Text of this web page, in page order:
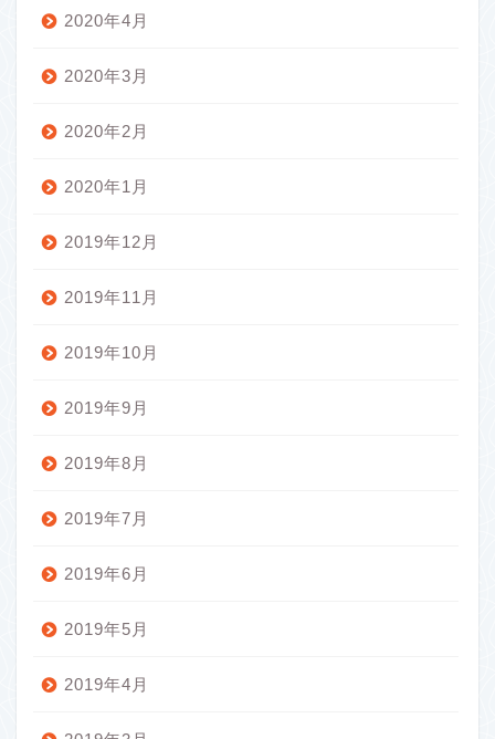
2020年4月
2020年3月
2020年2月
2020年1月
2019年12月
2019年11月
2019年10月
2019年9月
2019年8月
2019年7月
2019年6月
2019年5月
2019年4月